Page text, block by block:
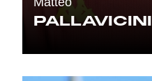
PALLAVICINI